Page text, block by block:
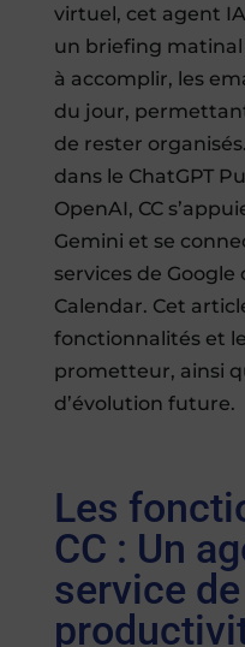
virtuel, cet agent
un briefing matinal
à accomplir, les
du jour,
de rester
dans le ChatGPT
OpenAI, CC
Gemini et se
services de
Calendar. Cet
fonctionnalités et
prometteur, ainsi
d’évolution future.
Les
CC : Un
service